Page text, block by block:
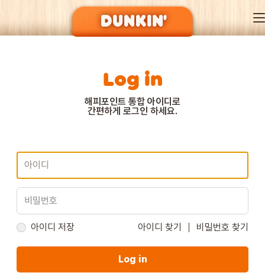
DUNKIN’ OF SEASON
MENU
EVENT
STORE
Log in
해피포인트 통합 아이디로
간편하게 로그인 하세요.
아이디 저장 아이디 찾기 비밀번호 찾기
Log in